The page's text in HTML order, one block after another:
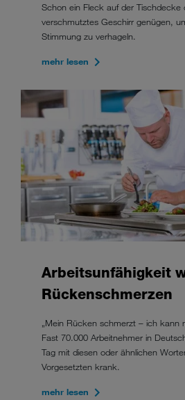
Schon ein Fleck auf der Tischdecke
verschmutztes Geschirr genügen,
Stimmung zu verhageln.
mehr lesen
Arbeitsunfähigkeit
Rückenschmerzen
„Mein Rücken schmerzt – ich kann
Fast 70.000 Arbeitnehmer in
Tag mit diesen oder ähnlichen
Vorgesetzten krank.
mehr lesen